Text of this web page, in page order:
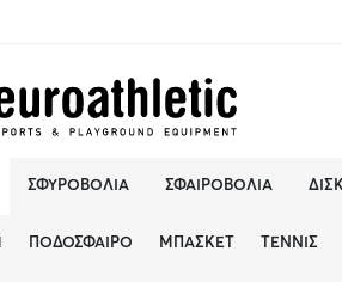
ΣΦΥΡΟΒΟΛΊΑ ΣΦΑΙΡΟΒΟΛΊΑ
ΠΟΔΌΣΦΑΙΡΟ ΜΠΆΣΚΕΤ ΤΈΝΝΙΣ